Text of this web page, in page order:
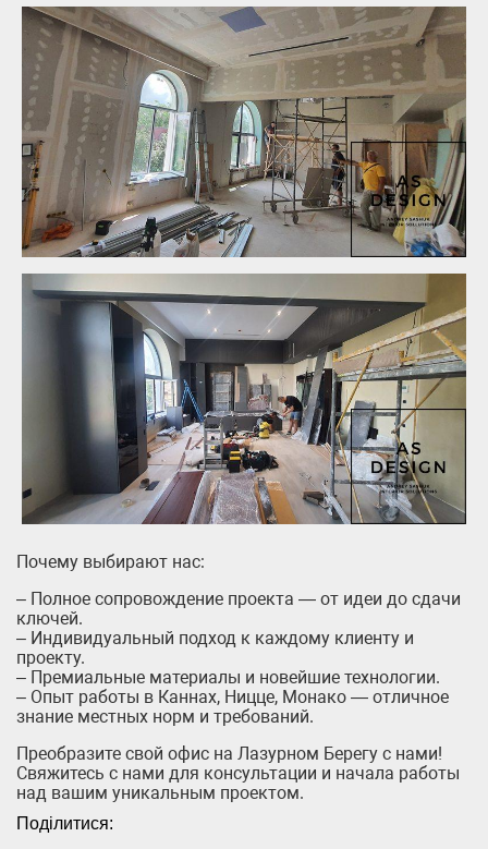
Почему выбирают нас:
– Полное сопровождение проекта — от идеи до сдачи
ключей.
– Индивидуальный подход к каждому клиенту и
проекту.
– Премиальные материалы и новейшие технологии.
– Опыт работы в Каннах, Ницце, Монако — отличное
знание местных норм и требований.
Преобразите свой офис на Лазурном Берегу с нами!
Свяжитесь с нами для консультации и начала работы
над вашим уникальным проектом.
Поділитися: